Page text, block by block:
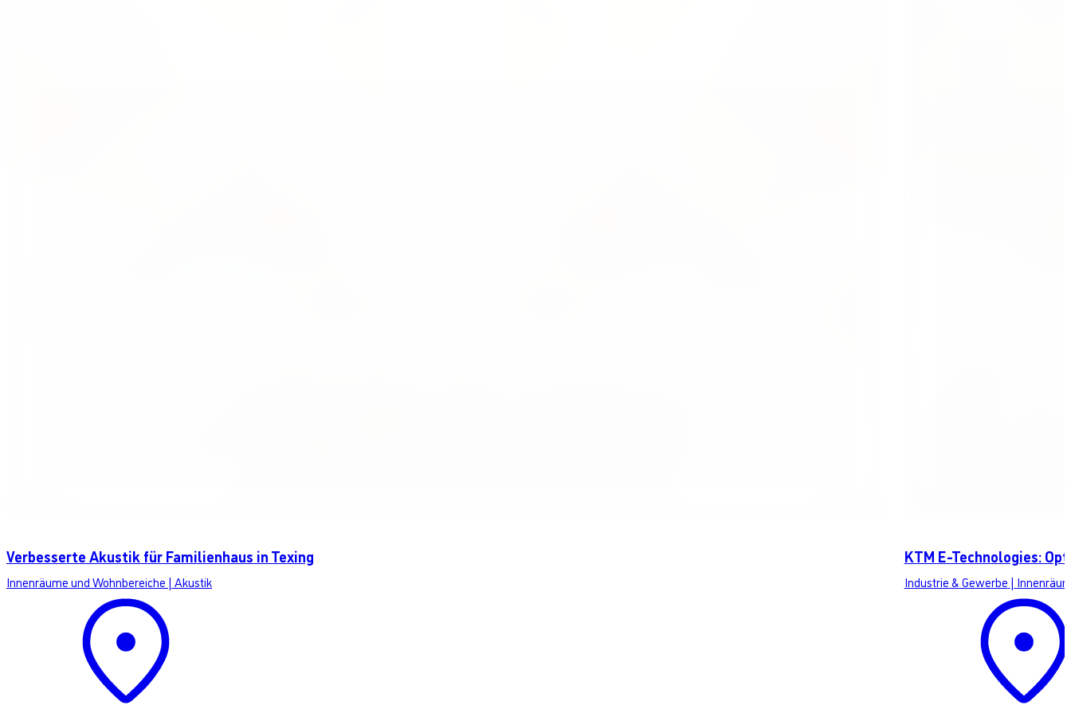
Verbesserte Akustik für Familienhaus in Texing
Innenräume und Wohnbereiche | Akustik
KTM E-Technologies:
Industrie & Gewerbe |